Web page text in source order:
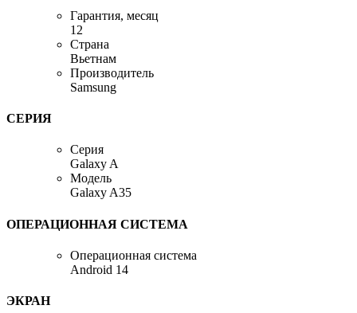
Гарантия, месяц
12
Страна
Вьетнам
Производитель
Samsung
СЕРИЯ
Серия
Galaxy A
Модель
Galaxy A35
ОПЕРАЦИОННАЯ СИСТЕМА
Операционная система
Android 14
ЭКРАН